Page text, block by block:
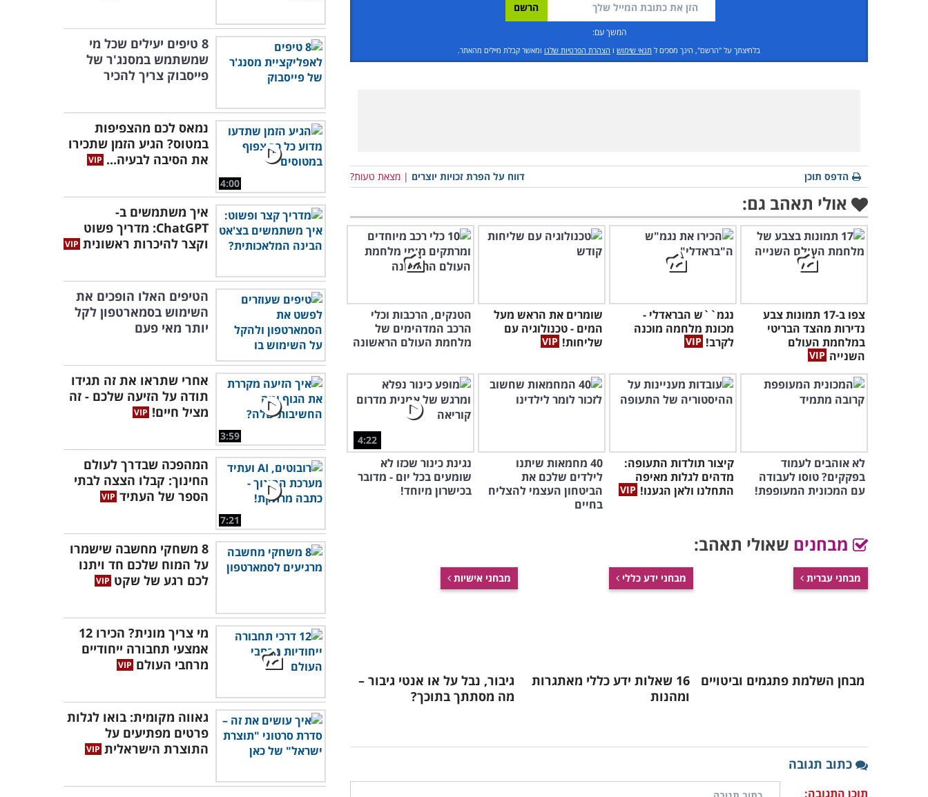
המשך עם:
בלחיצתך על "הרשם", הינך מסכים ל תנאי שימוש ו הצהרת הפרטיות שלנו ומאשר קבלת מיילים מהאתר.
דווח על הפרת זכויות יוצרים | מצאת טעות? הדפס תוכן
אולי תאהב גם:
צפו ב-17 תמונות צבע
נדירות מהצד הבריטי
במלחמת העולם
השנייה
נגמ``ש הבראדלי -
מכונת מלחמה מוכנה
לקרב!
שומרים את הראש מעל
המים - טכנולוגיה עם
שליחות!
הטנקים, הרכבות וכלי
הרכב המדהימים של
מלחמת העולם הראשונה
לא אוהבים לעמוד
בפקקים? טוסו לעבודה
עם המכונית המעופפת!
קיצור תולדות התעופה:
מדהים לגלות מאיפה
התחלנו ולאן הגענו!
40 מחמאות שיתנו
לילדים שלכם את
הביטחון העצמי להצליח
בחיים
4:22
נגינת כינור שכזו לא
שומעים בכל יום - מדובר
בכישרון מיוחד!
מבחנים שאולי תאהב:
מבחני עברית
מבחן השלמת פתגמים וביטויים
מבחני ידע כללי
16 שאלות ידע כללי מאתגרות
ומהנות
מבחני אישיות
גיבור, נבל על או אנטי גיבור –
מה מסתתך בתוכך?
כתוב תגובה
תוכן התגובה:
8 טיפים יעילים שכל מי
שמשתמש במסנג'ר של
פייסבוק צריך להכיר
4:00
נמאס לכם מהצפיפות
במטוס? הגיע הזמן שתכירו
את הסיבה לבעיה...
איך משתמשים ב-
ChatGPT: מדריך פשוט
וקצר להיכרות ראשונית
הטיפים האלו הופכים את
השימוש בסמארטפון לקל
יותר מאי פעם
3:59
אחרי שתראו את זה תגידו
תודה על הזיעה שלכם - זה
מציל חיים!
7:21
המהפכה שבדרך לעולם
החינוך: קבלו הצצה לבתי
הספר של העתיד
8 משחקי מחשבה שישמרו
על המוח שלכם חד ויתנו
לכם רגע של שקט
מי צריך מונית? הכירו 12
אמצעי תחבורה ייחודיים
מרחבי העולם
גאווה מקומית: בואו לגלות
פרטים מפתיעים על
התוצרת הישראלית